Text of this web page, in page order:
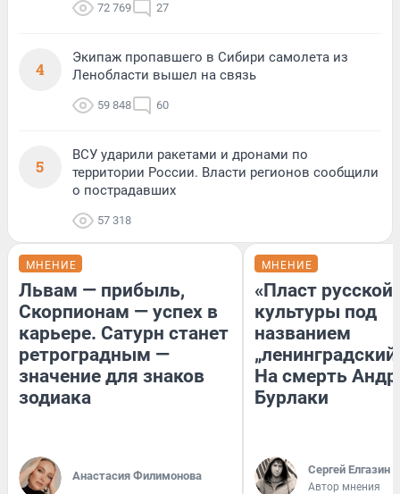
72 769 27
4
Экипаж пропавшего в Сибири самолета из
Ленобласти вышел на связь
59 848 60
5
ВСУ ударили ракетами и дронами по
территории России. Власти регионов сообщили
о пострадавших
57 318
МНЕНИЕ
Львам — прибыль,
Скорпионам — успех в
карьере. Сатурн станет
ретроградным —
значение для знаков
зодиака
Анастасия Филимонова
МНЕНИЕ
«Пласт русской
культуры под
названием
На смерть
Бурлаки
Сергей Елгазин
Автор мнения